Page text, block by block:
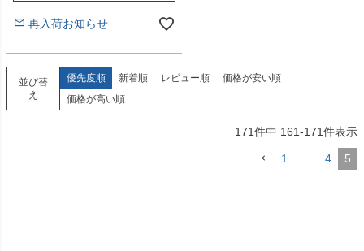
再入荷お知らせ
並び替
え
優先度順 新着順 レビュー順
価格が安い順
価格が高い順
171件中 161-171件表示
1 4 5